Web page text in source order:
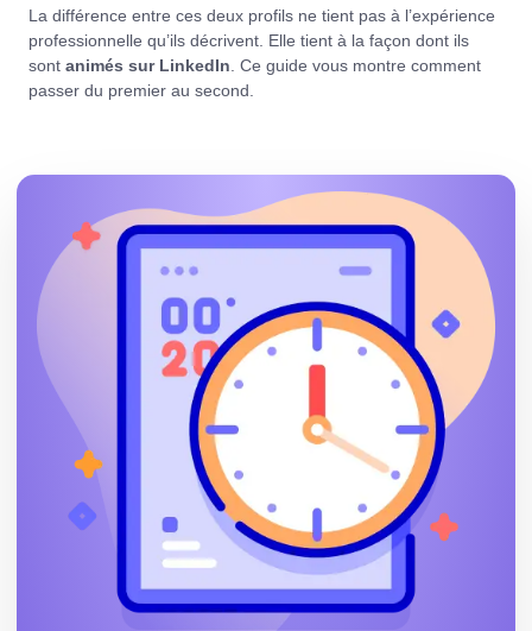
La différence entre ces deux profils ne tient pas à l’expérience
professionnelle qu’ils décrivent. Elle tient à la façon dont ils
sont animés sur LinkedIn. Ce guide vous montre comment
passer du premier au second.